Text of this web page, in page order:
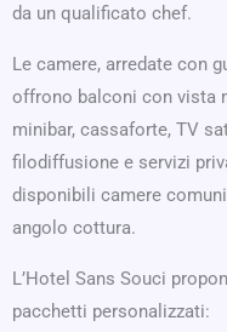
da un qualificato chef.
Le camere, arredate con
offrono balconi con vista
minibar, cassaforte, TV
filodiffusione e servizi
disponibili camere
angolo cottura.
L’Hotel Sans Souci
pacchetti personalizzati: